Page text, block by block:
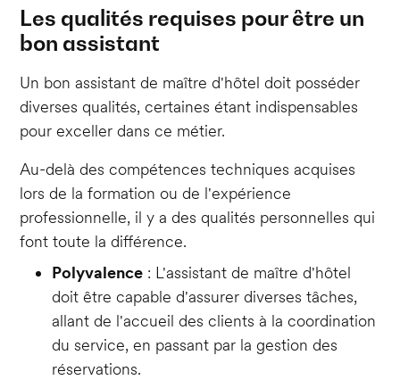
Les qualités requises pour être un
bon assistant
Un bon assistant de maître d'hôtel doit posséder
diverses qualités, certaines étant indispensables
pour exceller dans ce métier.
Au-delà des compétences techniques acquises
lors de la formation ou de l'expérience
professionnelle, il y a des qualités personnelles qui
font toute la différence.
Polyvalence : L'assistant de maître d'hôtel
doit être capable d'assurer diverses tâches,
allant de l'accueil des clients à la coordination
du service, en passant par la gestion des
réservations.